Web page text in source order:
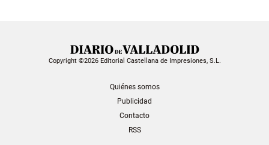
Copyright ©2026 Editorial Castellana de Impresiones, S.L.
Quiénes somos
Publicidad
Contacto
RSS